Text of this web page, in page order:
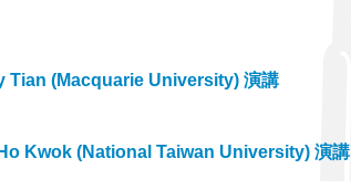
Tian (Macquarie University) 演講
Kwok (National Taiwan University) 演講